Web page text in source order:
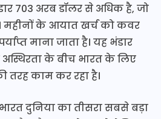
703 अरब डॉलर से अधिक है, जो
महीनों के आयात खर्च को कवर
माना जाता है। यह भंडार
अस्थिरता के बीच भारत के लिए
तरह काम कर रहा है।
दुनिया का तीसरा सबसे बड़ा